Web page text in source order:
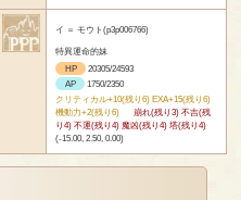
イ ＝ モウト(p3p006766)
特異運命的妹
HP
20305/24593
AP
1750/2350
クリティカル+10(残り6) EXA+15(残り6)
機動力+2(残り6)
崩れ(残り3) 不吉(残
り4) 不運(残り4) 魔凶(残り4) 塔(残り4)
(-15.00, 2.50, 0.00)